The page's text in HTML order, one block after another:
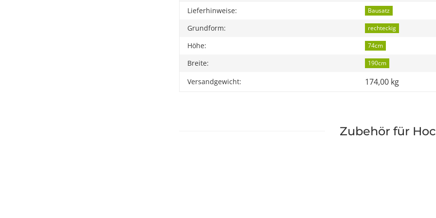
Lieferhinweise: Bausatz
Grundform: rechteckig
Höhe: 74cm
Breite: 190cm
Versandgewicht: 174,00 kg
Zubehör für